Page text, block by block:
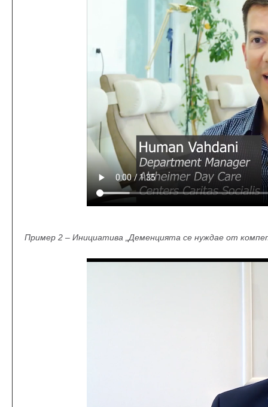
Пример 2 – Инициатива „Деменцията се нуждае от